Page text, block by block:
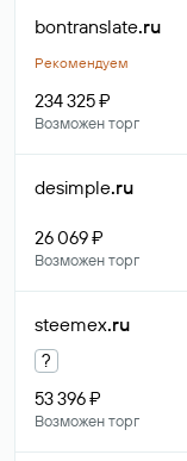
bontranslate.ru
Рекомендуем
234 325 ₽
Возможен торг
desimple.ru
26 069 ₽
Возможен торг
steemex.ru
?
53 396 ₽
Возможен торг